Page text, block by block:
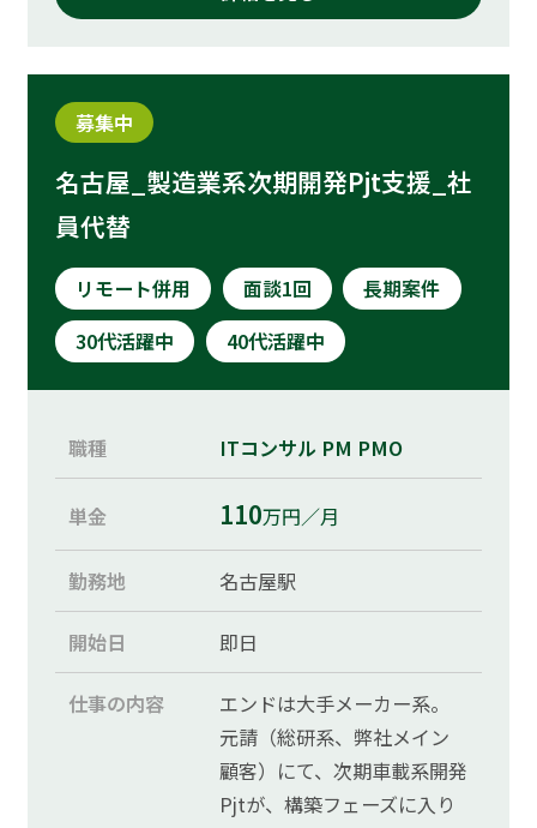
募集中
名古屋_製造業系次期開発Pjt支援_社
員代替
リモート併用 面談1回
長期案件
30代活躍中
40代活躍中
職種 ITコンサル PM PMO
単金 110万円／月
勤務地 名古屋駅
開始日 即日
仕事の内容
エンドは大手メーカー系。
元請（総研系、弊社メイン
顧客）にて、次期車載系開発
Pjtが、構築フェーズに入り